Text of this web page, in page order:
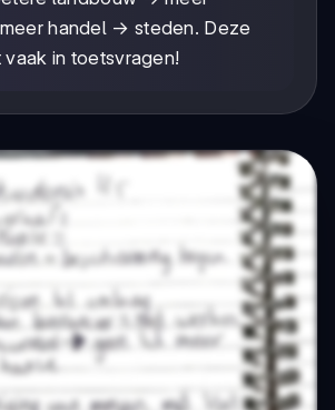
handel → steden. Deze
in toetsvragen!